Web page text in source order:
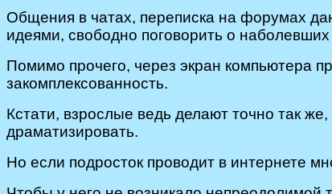
Общения в чатах, переписка на форумах
идеями, свободно поговорить о
Помимо прочего, через экран компьютера
закомплексованность.
Кстати, взрослые ведь делают точно так
драматизировать.
Но если подросток проводит в интернете